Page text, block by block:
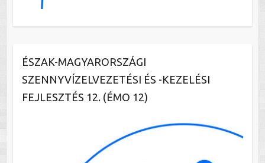
ÉSZAK-MAGYARORSZÁGI
SZENNYVÍZELVEZETÉSI ÉS -KEZELÉSI
FEJLESZTÉS 12. (ÉMO 12)